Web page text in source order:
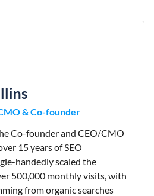
& Co-founder
Co-founder and CEO/CMO
15 years of SEO
handedly scaled the
500,000 monthly visits, with
from organic searches